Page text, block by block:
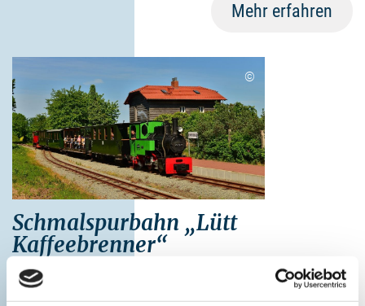
Mehr erfahren
©
Schmalspurbahn „Lütt
Kaffeebrenner“
Der „Lütt Kaffeebrenner“ ist eine
Schmalspurbahn mit einer 600mm